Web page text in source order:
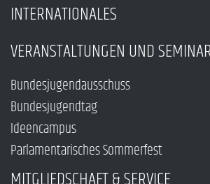
INTERNATIONALES
VERANSTALTUNGEN UND
Bundesjugendausschuss
Bundesjugendtag
Ideencampus
Parlamentarisches Sommerfest